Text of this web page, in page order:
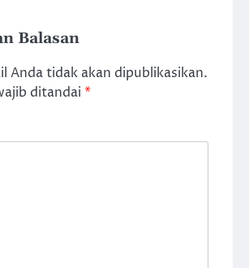
Balasan
Anda tidak akan dipublikasikan.
ditandai *